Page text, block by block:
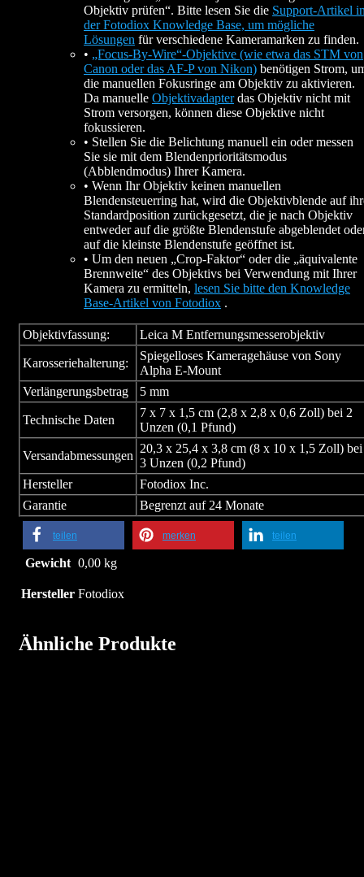
Objektiv prüfen“. Bitte lesen Sie die Support-Artikel
der Fotodiox Knowledge Base, um mögliche
Lösungen für verschiedene Kameramarken zu finden.
• „Focus-By-Wire“-Objektive (wie etwa das STM von
Canon oder das AF-P von Nikon) benötigen Strom,
die manuellen Fokusringe am Objektiv zu aktivieren.
Da manuelle Objektivadapterdas Objektiv nicht mit
Strom versorgen, können diese Objektive nicht
fokussieren.
• Stellen Sie die Belichtung manuell ein oder messen
Sie sie mit dem Blendenprioritätsmodus
(Abblendmodus) Ihrer Kamera.
• Wenn Ihr Objektiv keinen manuellen
Blendensteuerring hat, wird die Objektivblende auf
Standardposition zurückgesetzt, die je nach Objektiv
entweder auf die größte Blendenstufe abgeblendet
auf die kleinste Blendenstufe geöffnet ist.
• Um den neuen „Crop-Faktor“ oder die „äquivalente
Brennweite“ des Objektivs bei Verwendung mit Ihrer
Kamera zu ermitteln, lesen Sie bitte den Knowledge
Base-Artikel von Fotodiox .
Objektivfassung: Leica M Entfernungsmesserobjektiv
Karosseriehalterung:
Spiegelloses Kameragehäuse von Sony
Alpha E-Mount
Verlängerungsbetrag
5 mm
Technische Daten
7 x 7 x 1,5 cm (2,8 x 2,8 x 0,6 Zoll) bei 2
Unzen (0,1 Pfund)
Versandabmessungen
20,3 x 25,4 x 3,8 cm (8 x 10 x 1,5 Zoll) bei
3 Unzen (0,2 Pfund)
Hersteller
Fotodiox Inc.
Garantie
Begrenzt auf 24 Monate
teilen merken teilen
Gewicht 0,00 kg
Hersteller Fotodiox
Ähnliche Produkte